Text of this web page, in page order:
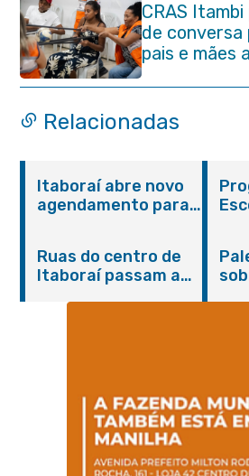
CRAS
de conversa
pais e mães
Relacionadas
Itaboraí abre novo
agendamento para
Ruas do centro de
Itaboraí passam a